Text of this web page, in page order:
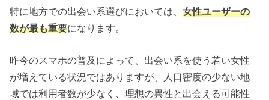
特に地方での出会い系選びにおいては、女性ユーザーの
数が最も重要になります。
昨今のスマホの普及によって、出会い系を使う若い女性
が増えている状況ではありますが、人口密度の少ない地
域では利用者数が少なく、理想の異性と出会える可能性